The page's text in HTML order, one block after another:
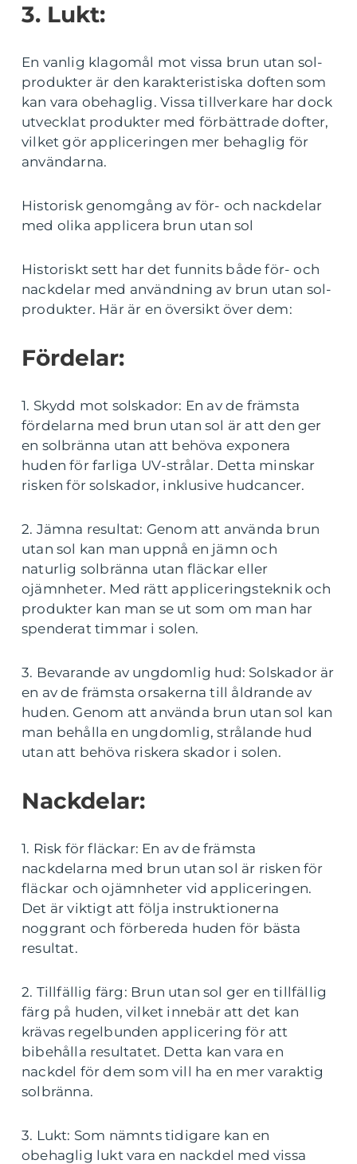
3. Lukt:
En vanlig klagomål mot vissa brun utan sol-
produkter är den karakteristiska doften som
kan vara obehaglig. Vissa tillverkare har dock
utvecklat produkter med förbättrade dofter,
vilket gör appliceringen mer behaglig för
användarna.
Historisk genomgång av för- och nackdelar
med olika applicera brun utan sol
Historiskt sett har det funnits både för- och
nackdelar med användning av brun utan sol-
produkter. Här är en översikt över dem:
Fördelar:
1. Skydd mot solskador: En av de främsta
fördelarna med brun utan sol är att den ger
en solbränna utan att behöva exponera
huden för farliga UV-strålar. Detta minskar
risken för solskador, inklusive hudcancer.
2. Jämna resultat: Genom att använda brun
utan sol kan man uppnå en jämn och
naturlig solbränna utan fläckar eller
ojämnheter. Med rätt appliceringsteknik och
produkter kan man se ut som om man har
spenderat timmar i solen.
3. Bevarande av ungdomlig hud: Solskador är
en av de främsta orsakerna till åldrande av
huden. Genom att använda brun utan sol kan
man behålla en ungdomlig, strålande hud
utan att behöva riskera skador i solen.
Nackdelar:
1. Risk för fläckar: En av de främsta
nackdelarna med brun utan sol är risken för
fläckar och ojämnheter vid appliceringen.
Det är viktigt att följa instruktionerna
noggrant och förbereda huden för bästa
resultat.
2. Tillfällig färg: Brun utan sol ger en tillfällig
färg på huden, vilket innebär att det kan
krävas regelbunden applicering för att
bibehålla resultatet. Detta kan vara en
nackdel för dem som vill ha en mer varaktig
solbränna.
3. Lukt: Som nämnts tidigare kan en
obehaglig lukt vara en nackdel med vissa